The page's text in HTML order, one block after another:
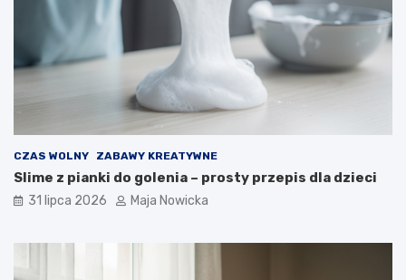
CZAS WOLNY ZABAWY KREATYWNE
Slime z pianki do golenia – prosty przepis dla dzieci
31 lipca 2026 Maja Nowicka